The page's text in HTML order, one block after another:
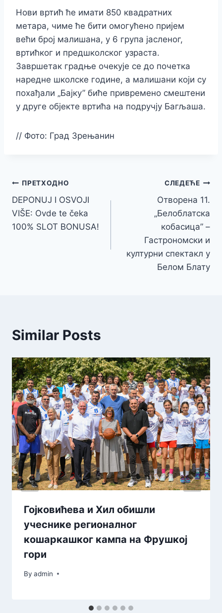
Нови вртић ће имати 850 квадратних
метара, чиме ће бити омогућено пријем
већи број малишана, у 6 група јасленог,
вртићког и предшколског узраста.
Завршетак градње очекује се до почетка
наредне школске године, а малишани који су
похађали „Бајку” биће привремено смештени
у друге објекте вртића на подручју Багљаша.
// Фото: Град Зрењанин
Кретање
чланка
ПРЕТХОДНО
DEPONUJ I OSVOJI
VIŠE: Ovde te čeka
100% SLOT BONUSA!
СЛЕДЕЋЕ
Отворена 11.
„Белоблатска
кобасица” –
Гастрономски и
културни спектакл у
Белом Блату
Similar Posts
Гојковићева и Хил обишли
учеснике регионалног
кошаркашког кампа на Фрушкој
гори
By admin